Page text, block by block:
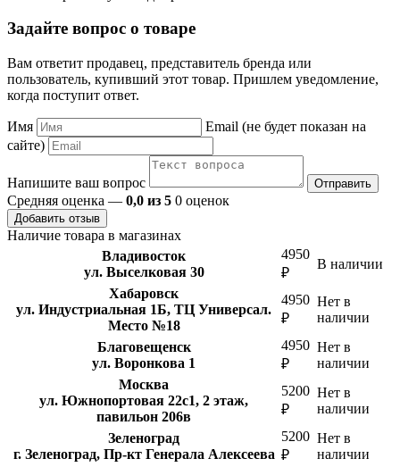
Задайте вопрос о товаре
Вам ответит продавец, представитель бренда или
пользователь, купивший этот товар. Пришлем уведомление,
когда поступит ответ.
Имя
Email (не будет показан на
сайте)
Напишите ваш вопрос Отправить
Средняя оценка — 0,0 из 5 0 оценок
Добавить отзыв
Наличие товара в магазинах
Владивосток
ул. Выселковая 30
4950
₽
В наличии
Хабаровск
ул. Индустриальная 1Б, ТЦ Универсал.
Место №18
4950
₽
Нет в
наличии
Благовещенск
ул. Воронкова 1
4950
₽
Нет в
наличии
Москва
ул. Южнопортовая 22с1, 2 этаж,
павильон 206в
5200
₽
Нет в
наличии
Зеленоград
г. Зеленоград, Пр-кт Генерала Алексеева
5200
₽
Нет в
наличии